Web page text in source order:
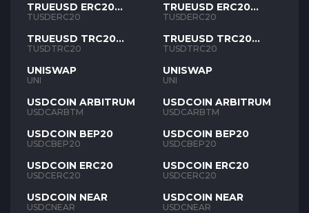
TRUEUSD ERC20
TUSD
TUSDERC20
TRUEUSD TRC20
TUSD
TUSDTRC20
UNISWAP
UNI
USDCOIN ARBITRUM
USDCARBTM
USDCOIN BEP20
USDCBEP20
USDCOIN ERC20
USDCERC20
USDCOIN NEAR
USDCNEAR
TRUEUSD ERC20
TUSD
TUSDERC20
TRUEUSD TRC20
TUSD
TUSDTRC20
UNISWAP
UNI
USDCOIN ARBITRUM
USDCARBTM
USDCOIN BEP20
USDCBEP20
USDCOIN ERC20
USDCERC20
USDCOIN NEAR
USDCNEAR